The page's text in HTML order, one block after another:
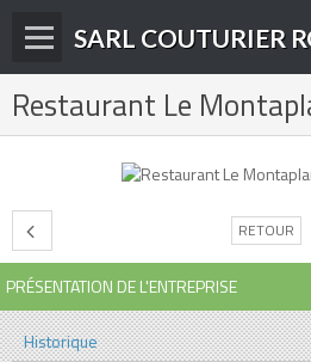
Présentation de l'entreprise
Album photos
Contact
Restaurant Le
RETOUR
PRÉSENTATION DE L'ENTREPRISE
Historique